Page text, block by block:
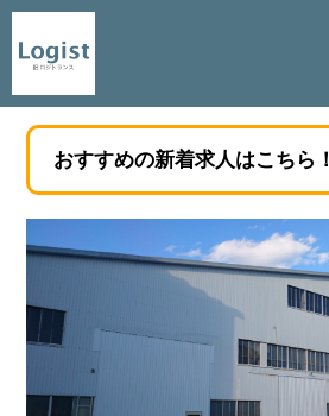
おすすめの新着求人はこちら！